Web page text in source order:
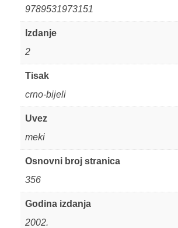
9789531973151
Izdanje
2
Tisak
crno-bijeli
Uvez
meki
Osnovni broj stranica
356
Godina izdanja
2002.